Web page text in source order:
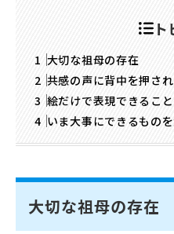
ト
大切な祖母の存在
共感の声に背中を押さ
絵だけで表現できるこ
いま大事にできるもの
大切な祖母の存在